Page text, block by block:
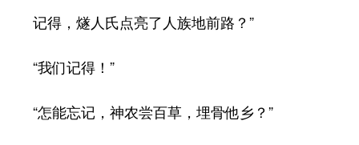
记得，燧人氏点亮了人族地前路？”
“我们记得！”
“怎能忘记，神农尝百草，埋骨他乡？”